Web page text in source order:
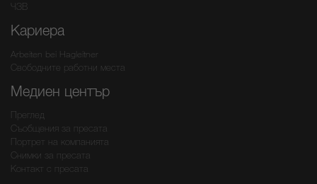
ЧЗВ
Кариера
Arbeiten bei Hagleitner
Свободните работни места
Медиен център
Преглед
Съобщения за пресата
Портрет на компанията
Снимки за пресата
Контакт с пресата